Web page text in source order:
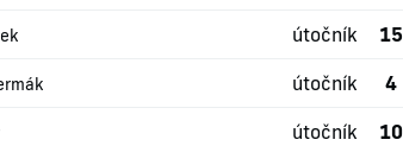
útočník 15
útočník 4
útočník 10